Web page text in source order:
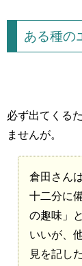
ある種の
必ず出てくる
ませんが。
倉田さん
十二分に
の趣味」
いいが、
見を記した